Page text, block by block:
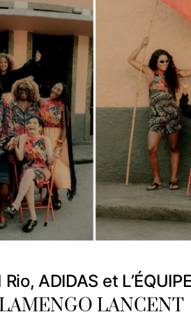
Rio, ADIDAS et
LANCENT